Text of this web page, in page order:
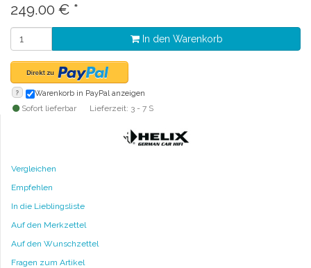
249.00 € *
In den Warenkorb
? Warenkorb in PayPal anzeigen
Sofort lieferbar Lieferzeit: 3 - 7 S
Vergleichen
Empfehlen
In die Lieblingsliste
Auf den Merkzettel
Auf den Wunschzettel
Fragen zum Artikel